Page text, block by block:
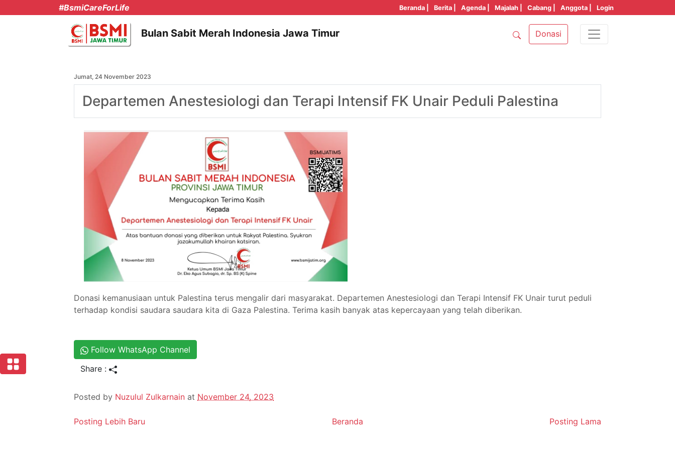
#BsmiCareForLife Beranda | Berita | Agenda | Majalah | Cabang | Anggota | Login
Bulan Sabit Merah Indonesia Jawa Timur Donasi
Jumat, 24 November 2023
Departemen Anestesiologi dan Terapi Intensif FK Unair Peduli Palestina
Donasi kemanusiaan untuk Palestina terus mengalir dari masyarakat. Departemen Anestesiologi dan Terapi Intensif FK Unair turut peduli
terhadap kondisi saudara saudara kita di Gaza Palestina. Terima kasih banyak atas kepercayaan yang telah diberikan.
Follow WhatsApp Channel
Share :
Posted by Nuzulul Zulkarnain at November 24, 2023
Posting Lebih Baru Posting Lama
Beranda